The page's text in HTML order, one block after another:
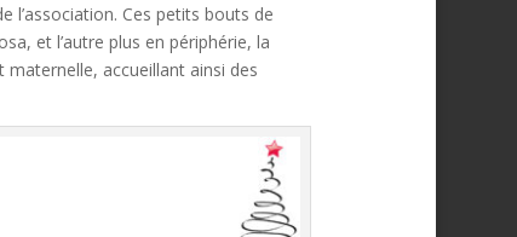
l’association. Ces petits bouts de
et l’autre plus en périphérie, la
accueillant ainsi des